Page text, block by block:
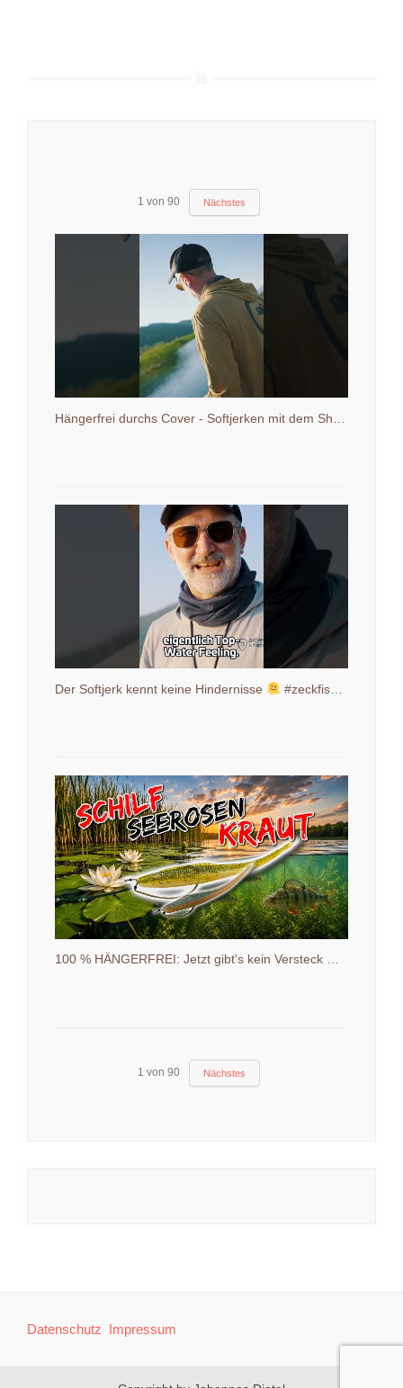
1 von 90 Nächstes
Der Softjerk kennt keine Hindernisse #zeckfishing #shakystick #barschangeln
1 von 90 Nächstes
Datenschutz Impressum